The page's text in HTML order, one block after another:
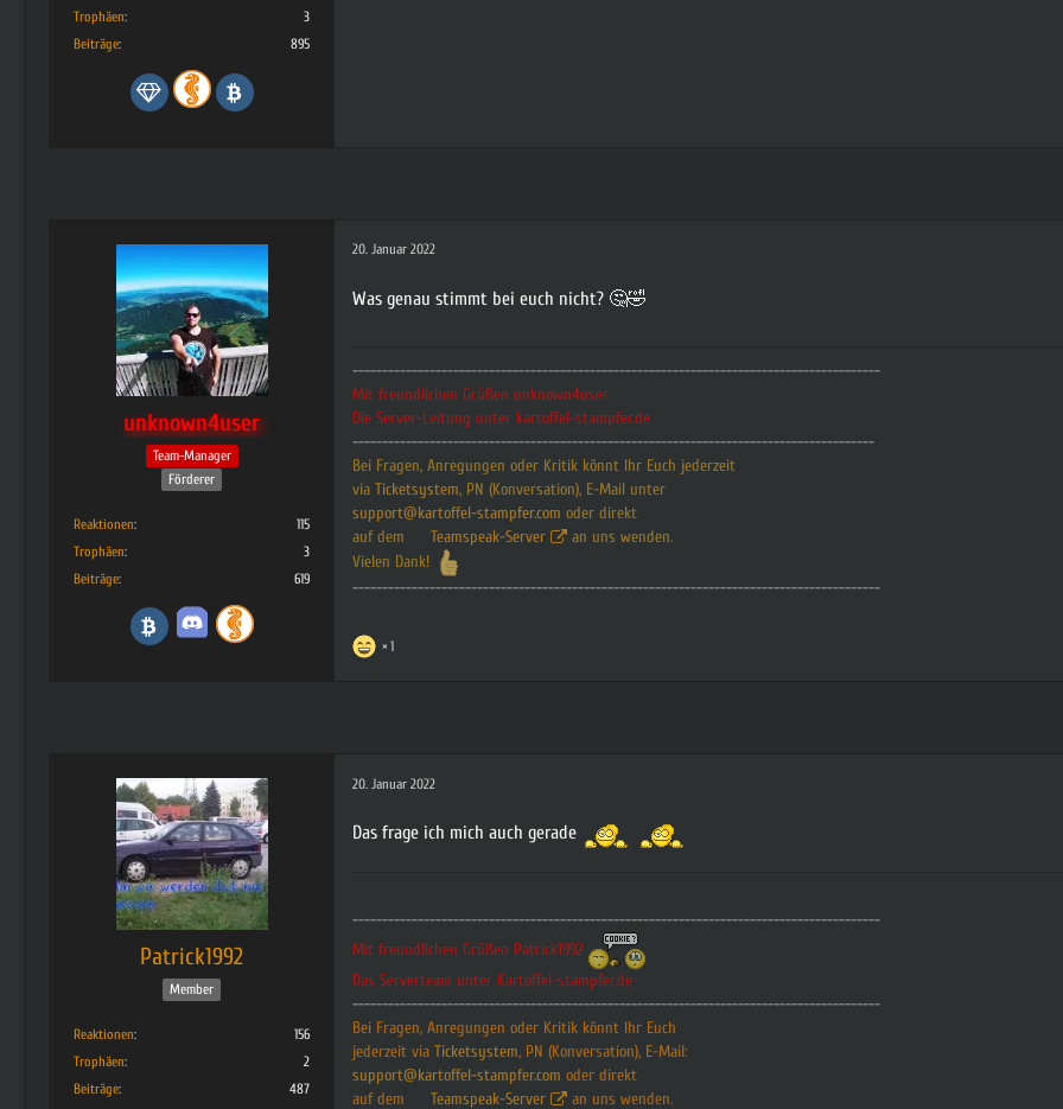
Trophäen
3
Beiträge
895
unknown4user
Team-Manager
Förderer
Reaktionen
115
Trophäen
3
Beiträge
619
20. Januar 2022
Was genau stimmt bei euch nicht? 🤔🤣
-----------------------------------------------------------------------------------------
Mit freundlichen Grüßen unknown4user
Die Server-Leitung unter kartoffel-stampfer.de
----------------------------------------------------------------------------------------
Bei Fragen, Anregungen oder Kritik könnt Ihr Euch jederzeit
via Ticketsystem, PN (Konversation), E-Mail unter
support@kartoffel-stampfer.com oder direkt
auf dem
Teamspeak-Server
an uns wenden.
Vielen Dank!
-----------------------------------------------------------------------------------------
1
Patrick1992
Member
Reaktionen
156
Trophäen
2
Beiträge
487
20. Januar 2022
Das frage ich mich auch gerade
-----------------------------------------------------------------------------------------
Mit freundlichen Grüßen Patrick1992
Das Serverteam unter Kartoffel-stampfer.de
-----------------------------------------------------------------------------------------
Bei Fragen, Anregungen oder Kritik könnt Ihr Euch
jederzeit via Ticketsystem, PN (Konversation), E-Mail:
support@kartoffel-stampfer.com oder direkt
auf dem
Teamspeak-Server
an uns wenden.